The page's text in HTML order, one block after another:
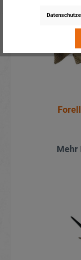
Mehr